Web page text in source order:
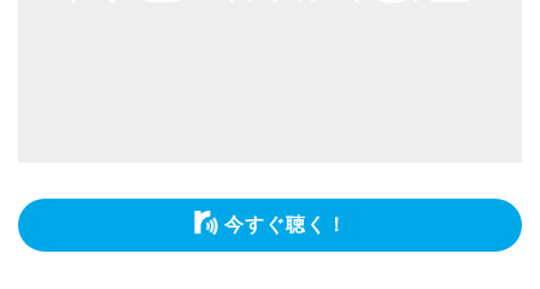
今すぐ聴く！